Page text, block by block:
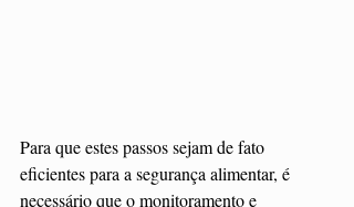
Para que estes passos sejam de fato
eficientes para a segurança alimentar, é
necessário que o monitoramento e